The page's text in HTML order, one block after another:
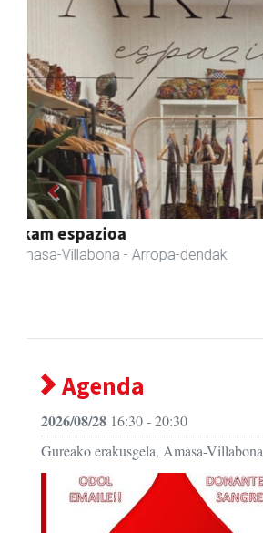
Fleming Herri Eskola
Amasa-Villabona - Hezkuntza
Previous
Agenda
2026/08/28 16:30 - 20:30
Gureako erakusgela, Amasa-Villabona